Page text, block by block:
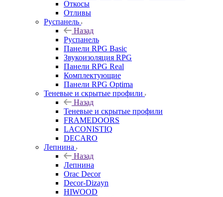
Откосы
Отливы
Руспанель
Назад
Руспанель
Панели RPG Basic
Звукоизоляция RPG
Панели RPG Real
Комплектующие
Панели RPG Optima
Теневые и скрытые профили
Назад
Теневые и скрытые профили
FRAMEDOORS
LACONISTIQ
DECARO
Лепнина
Назад
Лепнина
Orac Decor
Decor-Dizayn
HIWOOD